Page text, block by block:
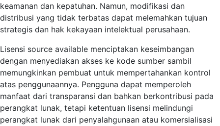
keamanan dan kepatuhan. Namun, modifikasi dan
distribusi yang tidak terbatas dapat melemahkan tujuan
strategis dan hak kekayaan intelektual perusahaan.
Lisensi source available menciptakan keseimbangan
dengan menyediakan akses ke kode sumber sambil
memungkinkan pembuat untuk mempertahankan kontrol
atas penggunaannya. Pengguna dapat memperoleh
manfaat dari transparansi dan bahkan berkontribusi pada
perangkat lunak, tetapi ketentuan lisensi melindungi
perangkat lunak dari penyalahgunaan atau komersialisasi